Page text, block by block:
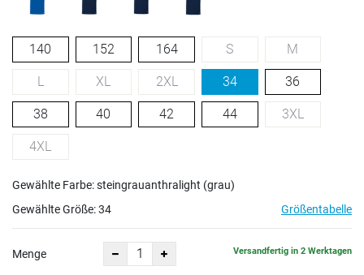
140 152 164 S M
L XL 2XL 34 36
38 40 42 44 3XL
4XL
Gewählte Farbe: steingrauanthralight (grau)
Gewählte Größe:34 Größentabelle
Menge Versandfertig in 2 Werktagen